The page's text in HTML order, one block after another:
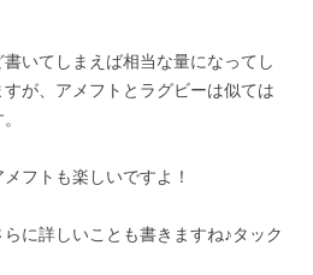
いてしまえば相当な量になってし
が、アメフトとラグビーは似ては
フトも楽しいですよ！
に詳しいことも書きますね♪タック